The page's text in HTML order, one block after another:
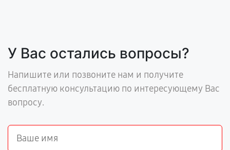
У Вас остались вопросы?
Напишите или позвоните нам и получите
бесплатную консультацию по интересующему Вас
вопросу.